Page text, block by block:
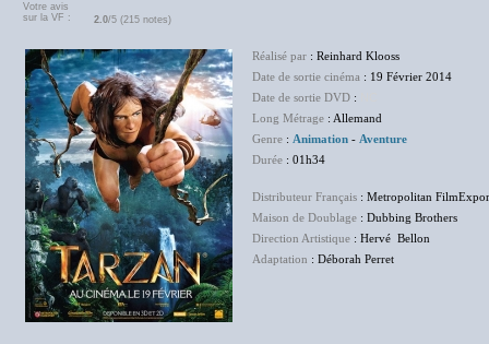
Votre avis
sur la VF :
2.0/5 (215 notes)
Réalisé par : Reinhard Klooss
Date de sortie cinéma : 19 Février 2014
Date de sortie DVD :
Long Métrage : Allemand
Genre : Animation - Aventure
Durée : 01h34
Distributeur Français : Metropolitan
Maison de Doublage : Dubbing Brothers
Direction Artistique : Hervé Bellon
Adaptation : Déborah Perret